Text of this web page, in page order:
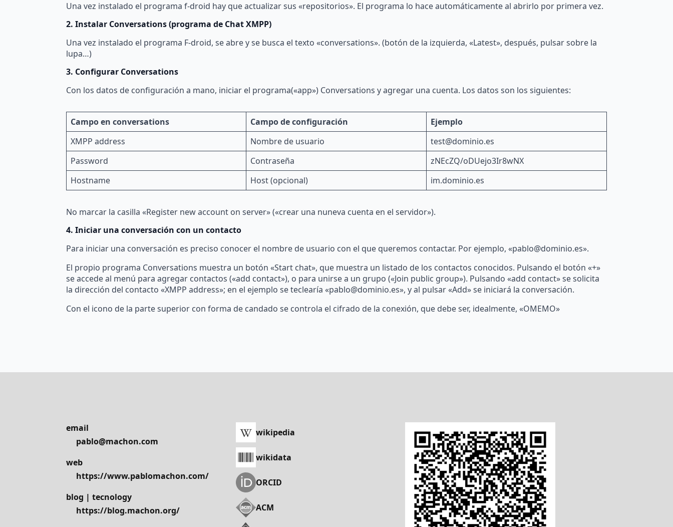
Una vez instalado el programa f-droid hay que actualizar sus «repositorios». El programa lo hace automáticamente al abrirlo por primera vez.
2. Instalar Conversations (programa de Chat XMPP)
Una vez instalado el programa F-droid, se abre y se busca el texto «conversations». (botón de la izquierda, «Latest», después, pulsar sobre la
lupa…)
3. Configurar Conversations
Con los datos de configuración a mano, iniciar el programa(«app») Conversations y agregar una cuenta. Los datos son los siguientes:
Campo en conversations Campo de configuración
Ejemplo
XMPP address
Nombre de usuario
test@dominio.es
Password
Contraseña
zNEcZQ/oDUejo3Ir8wNX
Hostname
Host (opcional) im.dominio.es
No marcar la casilla «Register new account on server» («crear una nuneva cuenta en el servidor»).
4. Iniciar una conversación con un contacto
Para iniciar una conversación es preciso conocer el nombre de usuario con el que queremos contactar. Por ejemplo, «pablo@dominio.es».
El propio programa Conversations muestra un botón «Start chat», que muestra un listado de los contactos conocidos. Pulsando el botón «+»
se accede al menú para agregar contactos («add contact»), o para unirse a un grupo («Join public group»). Pulsando «add contact» se solicita
la dirección del contacto «XMPP address»; en el ejemplo se teclearía «pablo@dominio.es», y al pulsar «Add» se iniciará la conversación.
Con el icono de la parte superior con forma de candado se controla el cifrado de la conexión, que debe ser, idealmente, «OMEMO»
email
pablo@machon.com
web
https://www.pablomachon.com/
blog | tecnology
https://blog.machon.org/
wikipedia
wikidata
ORCID
ACM